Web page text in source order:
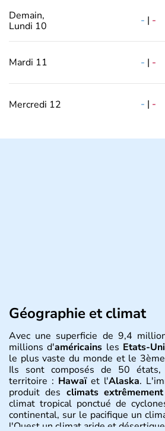
Demain,
Lundi 10
- | -
Mardi 11 - | -
Mercredi 12 - | -
Géographie et climat
Avec une superficie de 9,4
millions d'américains les Etats-
le plus vaste du monde et le
Ils sont composés de 50
territoire : Hawaïet l'Alaska.
produit des climats
climat tropical ponctué de
continental, sur le pacifique un
l'Ouest un climat aride et désertique.